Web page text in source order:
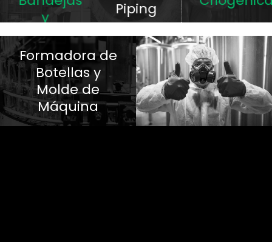
y
Cangilones
Piping
Formadora de
Botellas y
Molde de
Máquina